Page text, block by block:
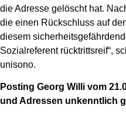
die Adresse gelöscht hat.
die einen Rückschluss auf
diesem
Sozialreferent rücktrittsreif“,
unisono.
Posting Georg Willi vom
und Adressen unkenntlich